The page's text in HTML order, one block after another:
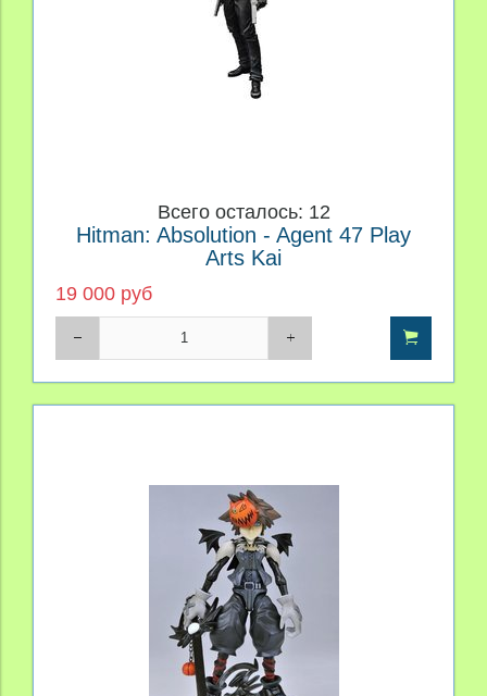
Всего осталось: 12
Hitman: Absolution - Agent 47 Play
Arts Kai
19 000 руб